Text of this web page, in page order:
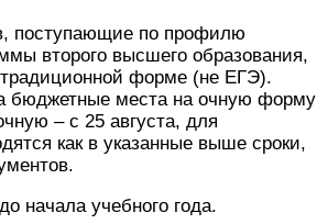
поступающие по профилю
второго высшего образования,
форме (не ЕГЭ).
бюджетные места на очную форму
– с 25 августа, для
как в указанные выше сроки,
начала учебного года.